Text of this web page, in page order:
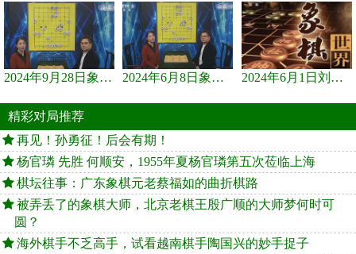
2024年9月28日象棋世界栏目，刘君、蒋川讲解了第九届杨官璘杯象棋... 2024年6月8日象棋世界，刘君、蒋川讲解了第九届杨官璘杯全国象棋... 2024年6月1日刘君、蒋川讲解第三届上海杯象棋大师赛谢靖与李少庚...
精彩对局推荐
再见！孙勇征！后会有期！
杨官璘 先胜 何顺安，1955年夏杨官璘第五次莅临上海
棋坛往事：广东象棋元老蔡福如的曲折棋路
被弄丢了的象棋大师，北京老棋王殷广顺的大师梦何时可
圆？
海外棋手不乏高手，试看越南棋手陶国兴的妙手捉子